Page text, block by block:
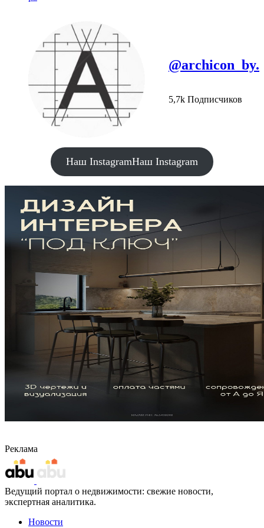
@archicon_by.
5,7k Подписчиков
Наш InstagramНаш Instagram
Реклама
Ведущий портал о недвижимости: свежие новости,
экспертная аналитика.
Новости